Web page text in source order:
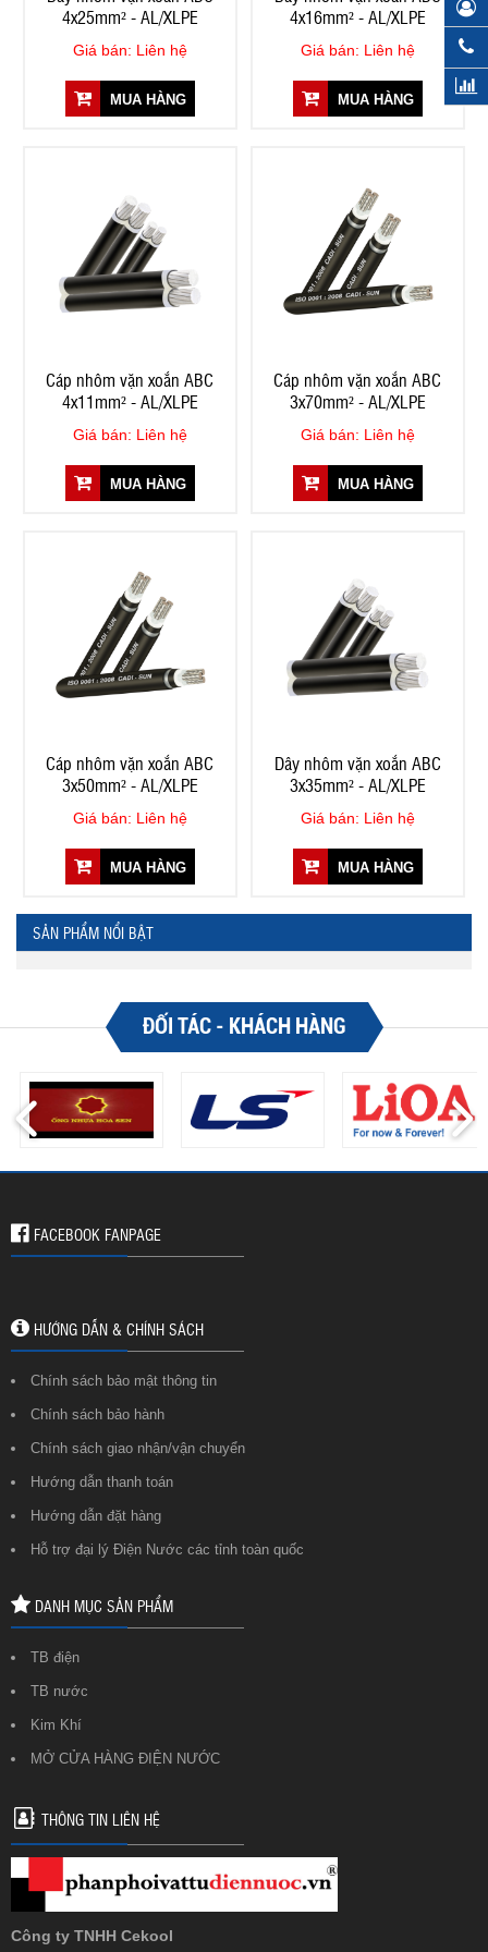
4x25mm² - AL/XLPE
Giá bán: Liên hệ
MUA HÀNG
4x16mm² - AL/XLPE
Giá bán: Liên hệ
MUA HÀNG
Cáp nhôm vặn xoắn ABC
4x11mm² - AL/XLPE
Giá bán: Liên hệ
MUA HÀNG
Cáp nhôm vặn xoắn ABC
3x70mm² - AL/XLPE
Giá bán: Liên hệ
MUA HÀNG
Cáp nhôm vặn xoắn ABC
3x50mm² - AL/XLPE
Giá bán: Liên hệ
MUA HÀNG
Dây nhôm vặn xoắn ABC
3x35mm² - AL/XLPE
Giá bán: Liên hệ
MUA HÀNG
SẢN PHẨM NỔI BẬT
ĐỐI TÁC - KHÁCH HÀNG
FACEBOOK FANPAGE
HƯỚNG DẪN & CHÍNH SÁCH
Chính sách bảo mật thông tin
Chính sách bảo hành
Chính sách giao nhận/vận chuyển
Hướng dẫn thanh toán
Hướng dẫn đặt hàng
Hỗ trợ đại lý Điện Nước các tỉnh toàn quốc
DANH MỤC SẢN PHẨM
TB điện
TB nước
Kim Khí
MỞ CỬA HÀNG ĐIỆN NƯỚC
THÔNG TIN LIÊN HỆ
Công ty TNHH Cekool